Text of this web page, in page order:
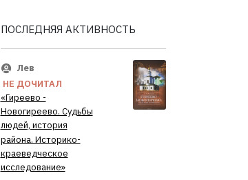
ПОСЛЕДНЯЯ АКТИВНОСТЬ
Лев
НЕ ДОЧИТАЛ
«Гиреево -
Новогиреево. Судьбы
людей, история
района. Историко-
краеведческое
исследование»